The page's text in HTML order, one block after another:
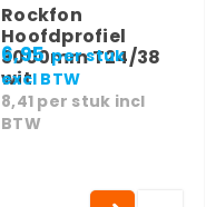
Rockfon
Hoofdprofiel
3000mm T24/38
wit
6,95per stuk
excl BTW
8,41 per stuk incl
BTW